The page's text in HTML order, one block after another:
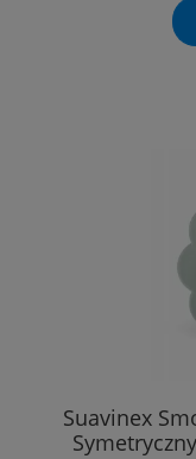
Suavinex